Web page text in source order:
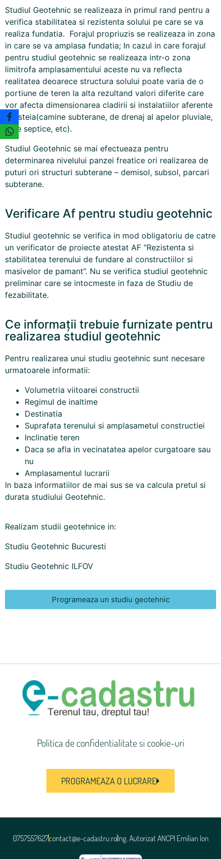
Studiul Geotehnic se realizeaza in primul rand pentru a
verifica stabilitatea si rezistenta solului pe care se va
realiza fundatia. Forajul propriuzis se realizeaza in zona
in care se va amplasa fundatia; In cazul in care forajul
pentru studiul geotehnic se realizeaza intr-o zona
limitrofa amplasamentului aceste nu va reflecta
realitatea deoarece structura solului poate varia de o
portiune de teren la alta rezultand valori diferite care
vor afecta dimensionarea cladirii si instalatiilor aferente
acesteia(camine subterane, de drenaj al apelor pluviale,
fose septice, etc).
Studiul Geotehnic se mai efectueaza pentru
determinarea nivelului panzei freatice ori realizarea de
puturi ori structuri subterane – demisol, subsol, parcari
subterane.
Verificare Af pentru studiu geotehnic
Studiul geotehnic se verifica in mod obligatoriu de catre
un verificator de proiecte atestat AF “Rezistenta si
stabilitatea terenului de fundare al constructiilor si
masivelor de pamant”. Nu se verifica studiul geotehnic
preliminar care se intocmeste in faza de Studiu de
fezabilitate.
Ce informații trebuie furnizate pentru
realizarea studiul geotehnic
Pentru realizarea unui studiu geotehnic sunt necesare
urmatoarele informatii:
Volumetria viitoarei constructii
Regimul de inaltime
Destinatia
Suprafata terenului si amplasametul constructiei
Inclinatie teren
Daca se afla in vecinatatea apelor curgatoare sau
nu
Amplasamentul lucrarii
In baza informatiilor de mai sus se va calcula pretul si
durata studiului Geotehnic.
Realizam studii geotehnice in:
Studiu Geotehnic Bucuresti
Studiu Geotehnic ILFOV
Programeaza un studiu geotehnic
Politica de confidentialitate si cookie-uri
PROGRAMEAZA O LUCRARE
0757557627contact@e-cadastru.roIng. Autorizat ANCPI Emilian Ion